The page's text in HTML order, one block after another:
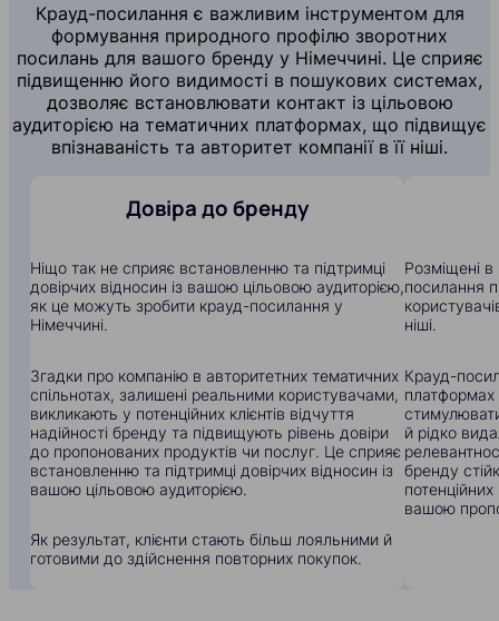
Крауд-посилання є важливим інструментом для
формування природного профілю зворотних
посилань для вашого бренду у Німеччині. Це сприяє
підвищенню його видимості в пошукових системах,
дозволяє встановлювати контакт із цільовою
аудиторією на тематичних платформах, що підвищує
впізнаваність та авторитет компанії в її ніші.
Довіра до бренду
Ніщо так не сприяє встановленню та підтримці
довірчих відносин із вашою цільовою аудиторією,
як це можуть зробити крауд-посилання у
Німеччині.
Згадки про компанію в авторитетних тематичних
спільнотах, залишені реальними користувачами,
викликають у потенційних клієнтів відчуття
надійності бренду та підвищують рівень довіри
до пропонованих продуктів чи послуг. Це сприяє
встановленню та підтримці довірчих відносин із
вашою цільовою аудиторією.
Як результат, клієнти стають більш лояльними й
готовими до здійснення повторних покупок.
Розміщені в
посилання
ніші.
Крауд-
й рідко
бренду
потенційних
вашою